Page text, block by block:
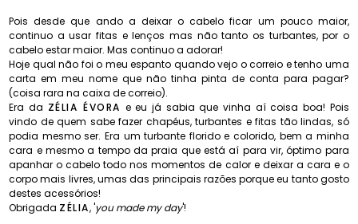
Pois desde que ando a deixar o cabelo ficar um pouco maior,
continuo a usar fitas e lenços mas não tanto os turbantes, por o
cabelo estar maior. Mas continuo a adorar!
Hoje qual não foi o meu espanto quando vejo o correio e tenho uma
carta em meu nome que não tinha pinta de conta para pagar?
(coisa rara na caixa de correio).
Era da ZÉLIA ÉVORA e eu já sabia que vinha aí coisa boa! Pois
vindo de quem sabe fazer chapéus, turbantes e fitas tão lindas, só
podia mesmo ser. Era um turbante florido e colorido, bem a minha
cara e mesmo a tempo da praia que está aí para vir, óptimo para
apanhar o cabelo todo nos momentos de calor e deixar a cara e o
corpo mais livres, umas das principais razões porque eu tanto gosto
destes acessórios!
Obrigada ZÉLIA, 'you made my day'!